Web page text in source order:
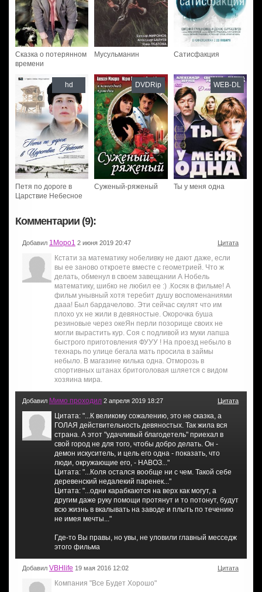
Сказка о потерянном
времени
Мусульманин Сатисфакция
Петя по дороге в
Царствие Небесное
hd
Суженый-ряженый
DVDRip
Ты у меня одна
WEB-DL
Комментарии (9):
Добавил 1Моро1 2 июня 2019 20:47 Цитата
Кстати за математику нобеливку не дают даже, если
вы ее заново откроете вместе с геометрией. Что ж
делать, обменул в своем завещании А Нобель
математику, шибко не любил ее :) .Косяк в фильме! А
фильм унывный хотя теребит душу воспоменаниями
дааа! Был бардачелово. Эти сейчас скулят что им
плохо ух не жили в девяностые. Окорочка буша
резиновые через океЯн перли позорище своих не
могли вырастить кур. Соя с подливой из муки лапша
быстрого приготовления ФУУУ ! На проезд небыло в
технарь по улице бегала мать просила в займы
небыло. В магазине килька одна. Отморозь в
спортивных штанах бритоголовая шляется с видом
хозяина мира.
Добавил Мимо проходил 2 апреля 2019 18:27 Цитата
Цитата: "...К великому сожалению, это не сказка, а
ГОЛАЯ действительность девяностых. Так жила вся
страна. А этот "удачливый благодетель" приехал в
свой город не для того, чтобы добро делать. Он -
демон искуситель, и цель его одна - показать, что
люди, окружающие его, - НАВОЗ..."
Цитата: "...Коля остался вообще ни с чем. Такой себе
деревенский недалекий паренек..."
Цитата: "...одни карабкаются на верх как могут, а
другим даже руку помощи протянут и то потонут, будут
всю жизнь в вкалывать на заводе и плыть по течению
не имея мечты..."
Где-то Вы правы, но увы, не уловили главный месседж
этого фильма
Добавил VBHlife 19 мая 2016 12:02 Цитата
Компания "Все Будет Хорошо"